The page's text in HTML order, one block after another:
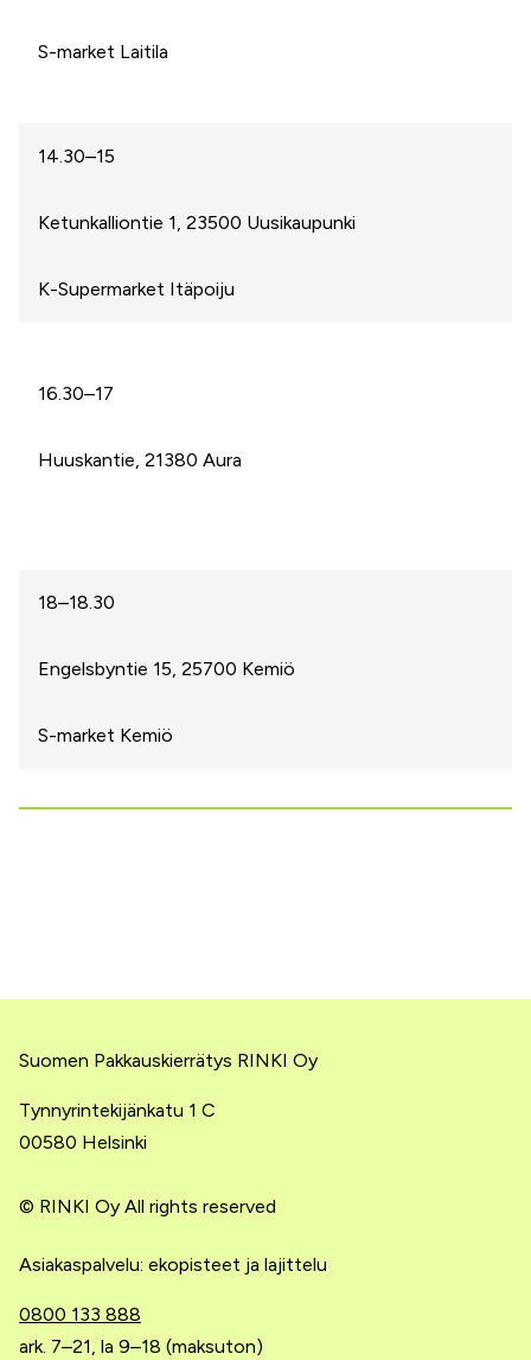
S-market Laitila
14.30–15
Ketunkalliontie 1, 23500 Uusikaupunki
K-Supermarket Itäpoiju
16.30–17
Huuskantie, 21380 Aura
18–18.30
Engelsbyntie 15, 25700 Kemiö
S-market Kemiö
Suomen Pakkauskierrätys RINKI Oy
Tynnyrintekijänkatu 1 C
00580 Helsinki
© RINKI Oy All rights reserved
Asiakaspalvelu: ekopisteet ja lajittelu
0800 133 888
ark. 7–21, la 9–18 (maksuton)